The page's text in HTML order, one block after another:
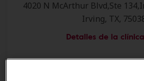
4020 N McArthur Blvd,Ste
Irving, TX,
Detalles de la clínica